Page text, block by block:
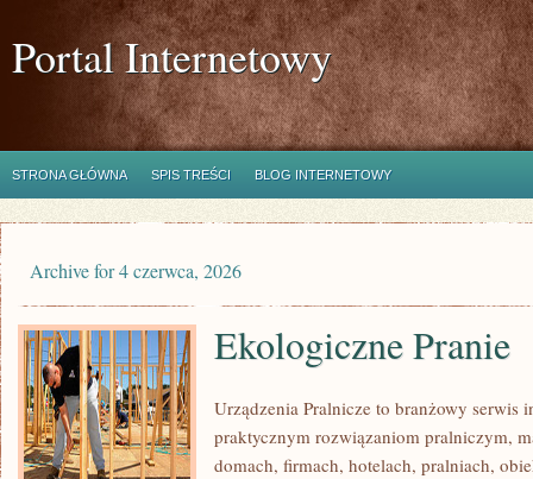
Portal Internetowy
STRONA GŁÓWNA SPIS TREŚCI BLOG INTERNETOWY
Archive for 4 czerwca, 2026
Ekologiczne Pranie
Urządzenia Pralnicze to branżowy serwis
praktycznym rozwiązaniom pralniczym,
domach, firmach, hotelach, pralniach,